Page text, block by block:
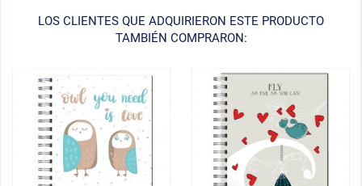
LOS CLIENTES QUE ADQUIRIERON ESTE PRODUCTO
TAMBIÉN COMPRARON: